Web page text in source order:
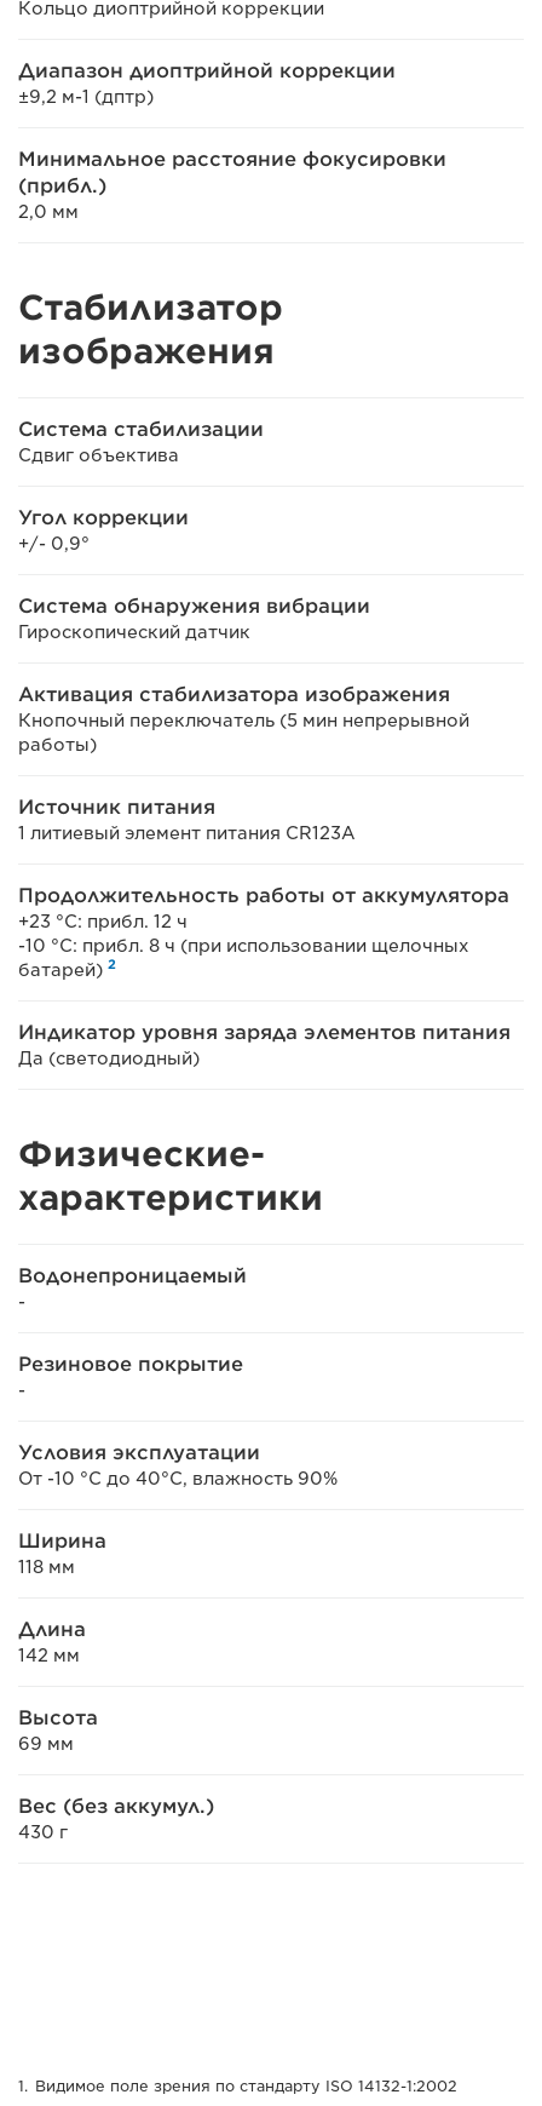
Кольцо диоптрийной коррекции
Диапазон диоптрийной коррекции
±9,2 м-1 (дптр)
Минимальное расстояние фокусировки
(прибл.)
2,0 мм
Стабилизатор
изображения
Система стабилизации
Сдвиг объектива
Угол коррекции
+/- 0,9°
Система обнаружения вибрации
Гироскопический датчик
Активация стабилизатора изображения
Кнопочный переключатель (5 мин непрерывной
работы)
Источник питания
1 литиевый элемент питания CR123A
Продолжительность работы от аккумулятора
+23 °C: прибл. 12 ч
-10 °C: прибл. 8 ч (при использовании щелочных
батарей) 2
Индикатор уровня заряда элементов питания
Да (светодиодный)
Физические-
характеристики
Водонепроницаемый
-
Резиновое покрытие
-
Условия эксплуатации
От -10 °C до 40°C, влажность 90%
Ширина
118 мм
Длина
142 мм
Высота
69 мм
Вес (без аккумул.)
430 г
Видимое поле зрения по стандарту ISO 14132-1:2002